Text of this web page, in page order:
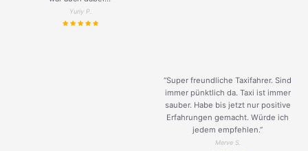
Yuriy P.
“Super freundliche Taxifahrer. Sind
immer pünktlich da. Taxi ist immer
sauber. Habe bis jetzt nur positive
Erfahrungen gemacht. Würde ich
jedem empfehlen.”
Merve S.